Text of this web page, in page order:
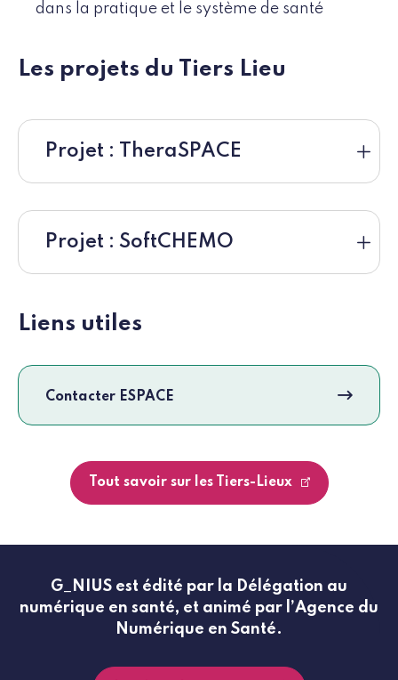
dans la pratique et le système de santé
Les projets du Tiers Lieu
Projet : TheraSPACE
Projet : SoftCHEMO
Liens utiles
Contacter ESPACE
Tout savoir sur les Tiers-Lieux
G_NIUS est édité par la Délégation au
numérique en santé, et animé par l’Agence du
Numérique en Santé.